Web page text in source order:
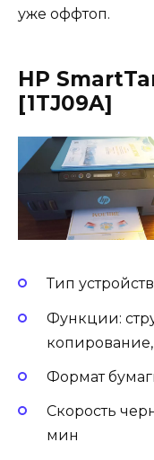
уже оффтоп.
HP
[1TJ09A]
Тип
Функции:
копирование,
Формат
Скорость
мин